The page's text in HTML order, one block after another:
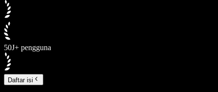
50J+ pengguna
Daftar isi